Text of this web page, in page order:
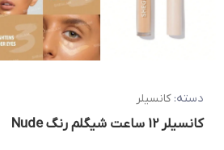
دسته: کانسیلر
کانسیلر 12 ساعت شیگلم رنگ Nude